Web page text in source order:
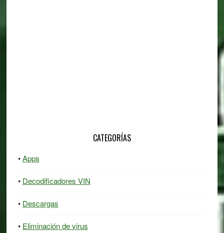
CATEGORÍAS
Apps
Decodificadores VIN
Descargas
Eliminación de virus